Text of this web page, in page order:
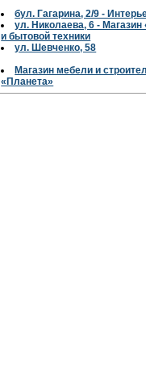
бул. Гагарина, 2/9 -
ул. Николаева, 6 -
и бытовой техники
ул. Шевченко, 58
Магазин мебели и
«Планета»